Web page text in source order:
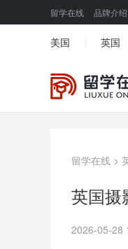
留学在线 品牌介绍
美国 英国
留学在线 >
英国摄
2026-05-28